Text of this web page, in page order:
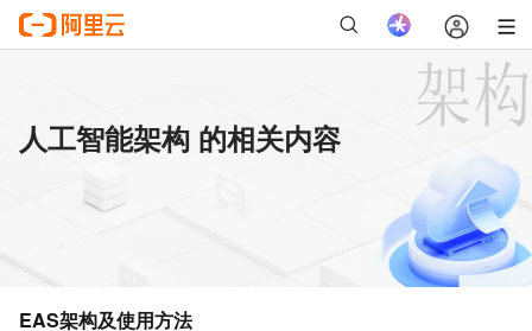
人工智能架构 的相关内容
EAS架构及使用方法